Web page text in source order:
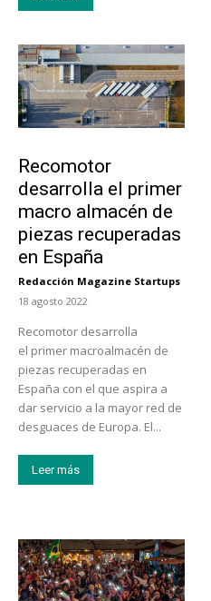
Recomotor
desarrolla el primer
macro almacén de
piezas recuperadas
en España
Redacción Magazine Startups
-
18 agosto 2022
Recomotor desarrolla
el primer macroalmacén de
piezas recuperadas en
España con el que aspira a
dar servicio a la mayor red de
desguaces de Europa. El...
Leer más